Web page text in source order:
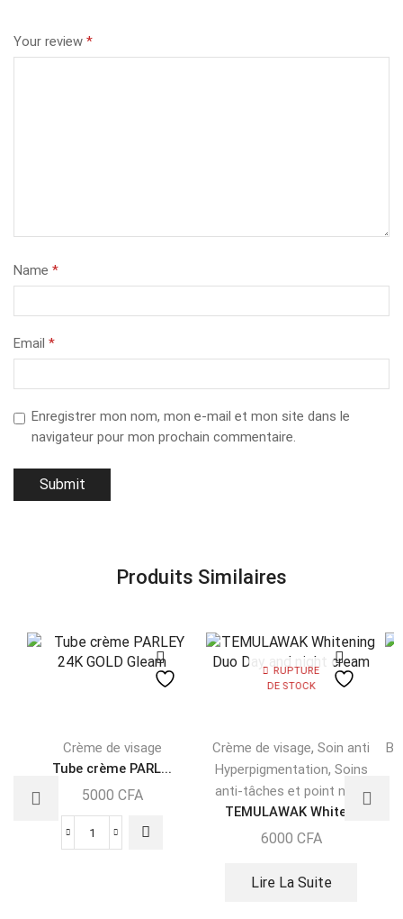
Your review *
Name *
Email *
Enregistrer mon nom, mon e-mail et mon site dans le
navigateur pour mon prochain commentaire.
Produits Similaires
Crème de visage
Tube crème PARL...
5000 CFA
RUPTURE
DE STOCK
Crème de visage, Soin anti
Hyperpigmentation, Soins
anti-tâches et point noirs
TEMULAWAK White...
6000 CFA
Lire La Suite